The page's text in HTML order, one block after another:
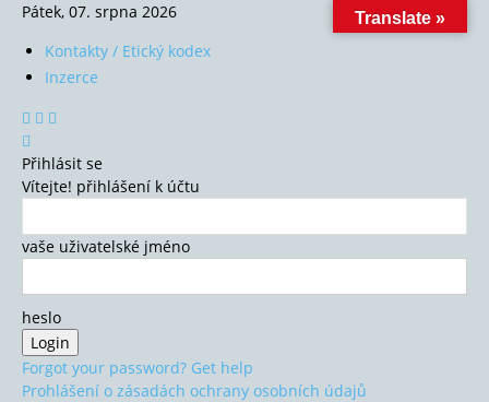
Pátek, 07. srpna 2026
Kontakty / Etický kodex
Inzerce
Přihlásit se
Vítejte! přihlášení k účtu
vaše uživatelské jméno
heslo
Forgot your password? Get help
Prohlášení o zásadách ochrany osobních údajů
Translate »